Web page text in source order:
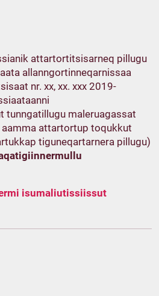
attartortitsisarneq pillugu
allanngortinneqarnissaa
nr. xx, xx. xxx 2019-
tunngatillugu maleruagassat
attartortup toqukkut
tiguneqartarnera pillugu)
isumaliutissiissut